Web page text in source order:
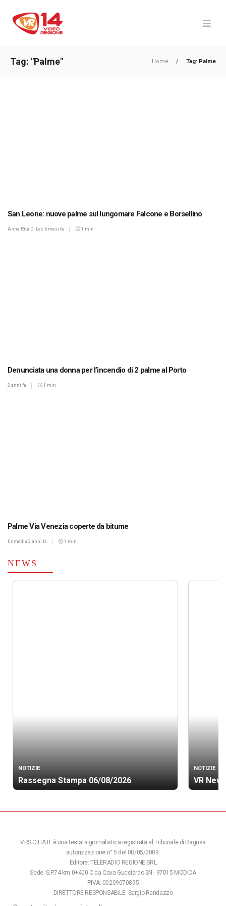
Tag: "Palme" Home / Tag: Palme
San Leone: nuove palme sul lungomare Falcone e Borsellino
Anna Rita Di Leo 5 mesi fa 1 min
Denunciata una donna per l’incendio di 2 palme al Porto
2 anni fa 1 min
Palme Via Venezia coperte da bitume
finmedia 3 anni fa 1 min
NEWS
NOTIZIE
Rassegna Stampa 06/08/2026
NOTIZIE
VR
VRSICILIA.IT è una testata giornalistica registrata al Tribunale di Ragusa
autorizzazione n° 5 del 08/05/2009.
Editore: TELERADIO REGIONE SRL
Sede: S.P.74 km 0+400 C.da Cava Gucciardo SN - 97015 MODICA
P.IVA: 00209070895
DIRETTORE RESPONSABILE: Sergio Randazzo